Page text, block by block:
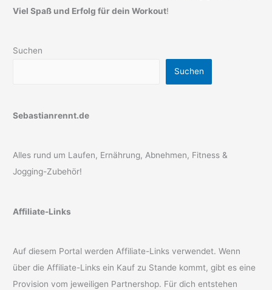
Viel Spaß und Erfolg für dein Workout!
Suchen
Suchen
Sebastianrennt.de
Alles rund um Laufen, Ernährung, Abnehmen, Fitness &
Jogging-Zubehör!
Affiliate-Links
Auf diesem Portal werden Affiliate-Links verwendet. Wenn
über die Affiliate-Links ein Kauf zu Stande kommt, gibt es eine
Provision vom jeweiligen Partnershop. Für dich entstehen